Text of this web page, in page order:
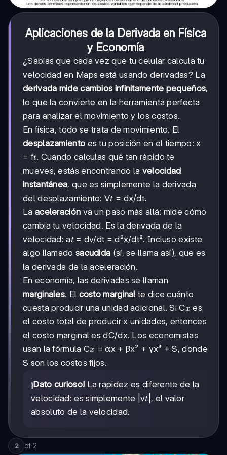
Aplicaciones de la Derivada en Física
y Economía
¿Sabías que cada vez que tu celular calcula tu
velocidad en Maps está usando derivadas? La
derivada mide cambios infinitamente pequeños,
lo que la convierte en la herramienta perfecta
para analizar el movimiento y los costos.
En física, todo se trata de movimiento. El
desplazamiento es tu posición en el tiempo: x
= ft
t. Cuando calculas qué tan rápido te
mueves, estás encontrando la velocidad
instantánea, que es simplemente la derivada
del desplazamiento: Vt
t = dx/dt.
La aceleración va un paso más allá: mide cómo
cambia tu velocidad. Es la derivada de la
velocidad: at
t= dv/dt = d²x/dt². Incluso existe
algo llamado sacudida (sí, se llama así), que es
la derivada de la aceleración.
En economía, las derivadas se llaman
marginales. El costo marginal te dice cuánto
cuesta producir una unidad adicional. Si Cx
x es
el costo total de producir x unidades, entonces
el costo marginal es dC/dx. Los economistas
usan la fórmula Cx
x = αx + βx² + γx³ + S, donde
S son los costos fijos.
¡Dato curioso! La rapidez es diferente de la
velocidad: es simplemente |vt
t |, el valor
absoluto de la velocidad.
2 of 2